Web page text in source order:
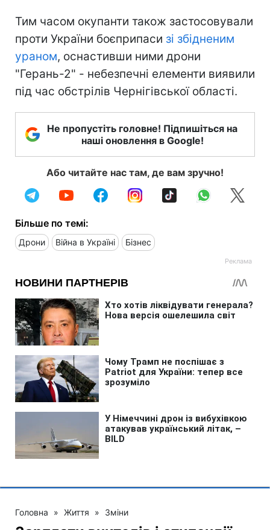
Тим часом окупанти також застосовували
проти України боєприпаси зі збідненим
ураном, оснастивши ними дрони
"Герань-2" - небезпечні елементи виявили
під час обстрілів Чернігівської області.
Не пропустіть головне! Підпишіться на
наші оновлення в Google!
Або читайте нас там, де вам зручно!
Більше по темі:
Дрони Війна в Україні Бізнес
Головна » Життя » Зміни